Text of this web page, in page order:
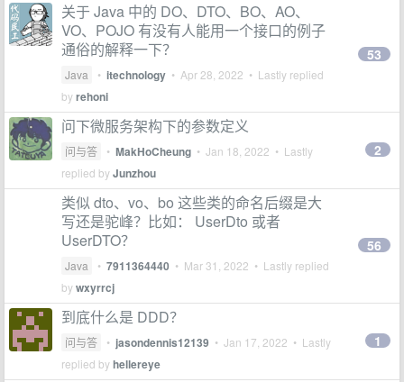
关于 Java 中的 DO、DTO、BO、AO、
VO、POJO 有没有人能用一个接口的例子
通俗的解释一下？
Java • itechnology • Apr 28, 2022 • Lastly replied
byrehoni
53
问下微服务架构下的参数定义
问与答 • MakHoCheung • Jan 18, 2022 • Lastly
replied byJunzhou
2
类似 dto、vo、bo 这些类的命名后缀是大
写还是驼峰？比如： UserDto 或者
UserDTO？
Java • 7911364440 • Mar 31, 2022 • Lastly replied
bywxyrrcj
56
到底什么是 DDD？
问与答 • jasondennis12139 • Jan 17, 2022 • Lastly
replied byhellereye
1